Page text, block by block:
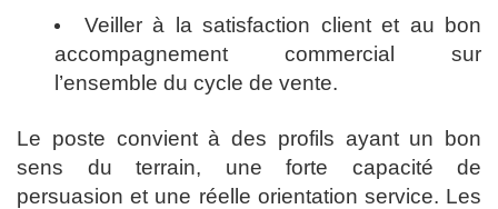
Veiller à la satisfaction client et au bon
accompagnement commercial sur
l’ensemble du cycle de vente.
Le poste convient à des profils ayant un bon
sens du terrain, une forte capacité de
persuasion et une réelle orientation service. Les